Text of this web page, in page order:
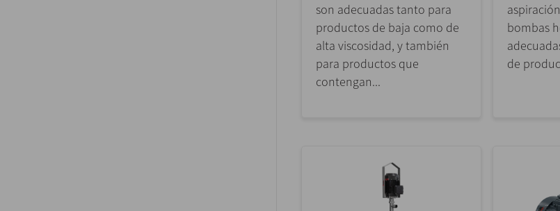
son adecuadas tanto para
productos de baja como de
alta viscosidad, y también
para productos que
contengan...
bombas
de